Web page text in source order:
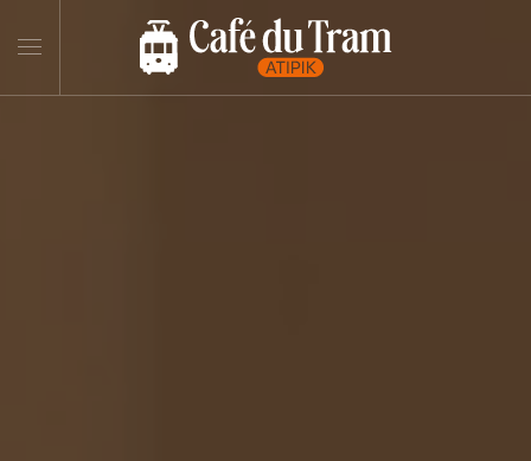
Skip to main content